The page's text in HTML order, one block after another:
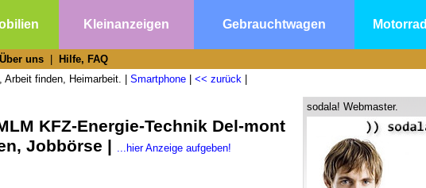
Kleinanzeigen Gebrauchtwagen Motorrad
Über uns
Hilfe, FAQ
Arbeit finden, Heimarbeit. | Smartphone << zurück
KFZ-Energie-Technik Del-mont
Jobbörse | ...hier Anzeige aufgeben!
sodala! Webmaster.